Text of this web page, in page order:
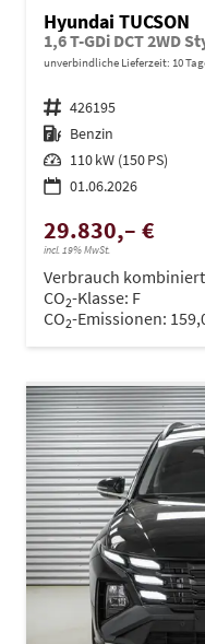
Hyundai TUCSON
1,6 T-GDi DCT 2WD
unverbindliche Lieferzeit: 10
Fahrzeugnr. 426195
Kraftstoff Benzin
Leistung 110 kW (150 PS)
01.06.2026
29.830,– €
incl. 19% MwSt.
Verbrauch
CO2-Klasse: F
CO2-Emissionen: